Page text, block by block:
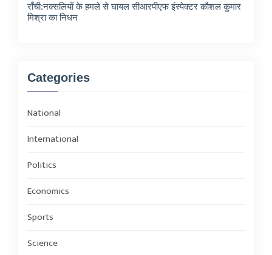
राँची:नक्सलियों के हमले से घायल सीआरपीएफ इंस्पेक्टर कौशल कुमार
मिश्रा का निधन
Categories
National
International
Politics
Economics
Sports
Science